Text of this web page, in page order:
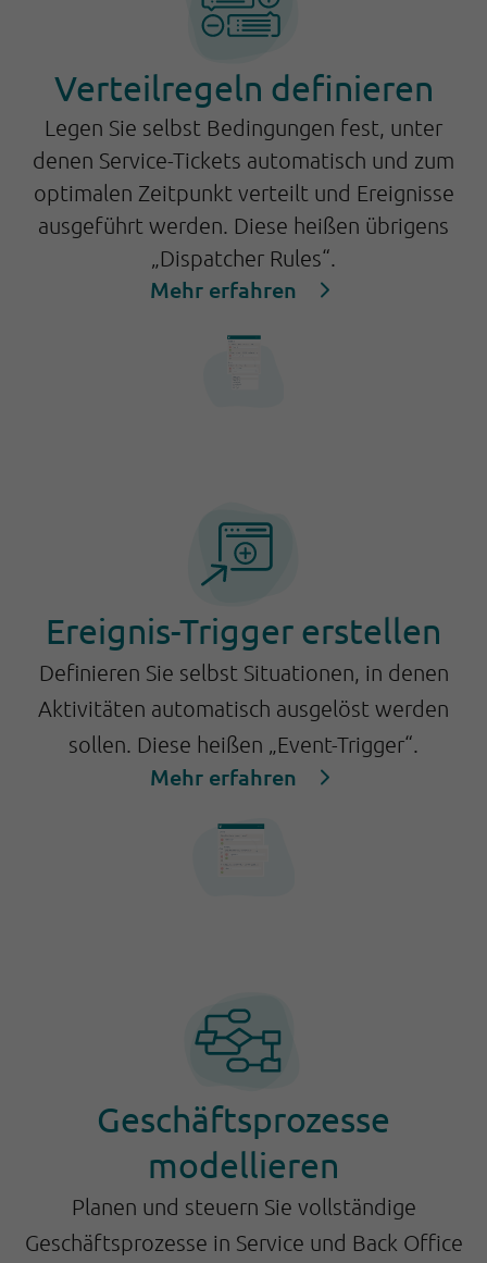
Verteilregeln definieren
Legen Sie selbst Bedingungen fest, unter
denen Service-Tickets automatisch und zum
optimalen Zeitpunkt verteilt und Ereignisse
ausgeführt werden. Diese heißen übrigens
„Dispatcher Rules“.
Mehr erfahren
Ereignis-Trigger erstellen
Definieren Sie selbst Situationen, in denen
Aktivitäten automatisch ausgelöst werden
sollen. Diese heißen „Event-Trigger“.
Mehr erfahren
Geschäftsprozesse
modellieren
Planen und steuern Sie vollständige
Geschäftsprozesse in Service und Back Office